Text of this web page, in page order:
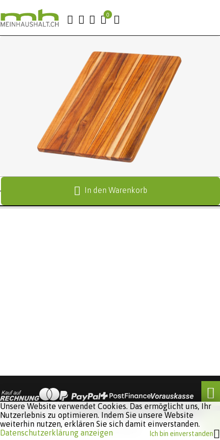
In den Warenkorb
Software:
Unsere Website verwendet Cookies. Das ermöglicht uns, Ihr
Nutzerlebnis zu optimieren. Indem Sie unsere Website
weiterhin nutzen, erklären Sie sich damit einverstanden.
Datenschutzerklärung anzeigen
Ich bin einverstanden